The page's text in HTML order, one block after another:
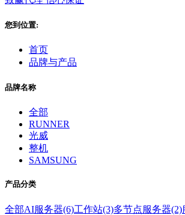
您到位置:
首页
品牌与产品
品牌名称
全部
RUNNER
光威
整机
SAMSUNG
产品分类
全部AI服务器(6)工作站(3)多节点服务器(2)